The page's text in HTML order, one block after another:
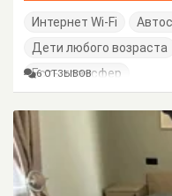
Интернет Wi-Fi
Дети любого возраста
Есть трансфер
6 ОТЗЫВОВ